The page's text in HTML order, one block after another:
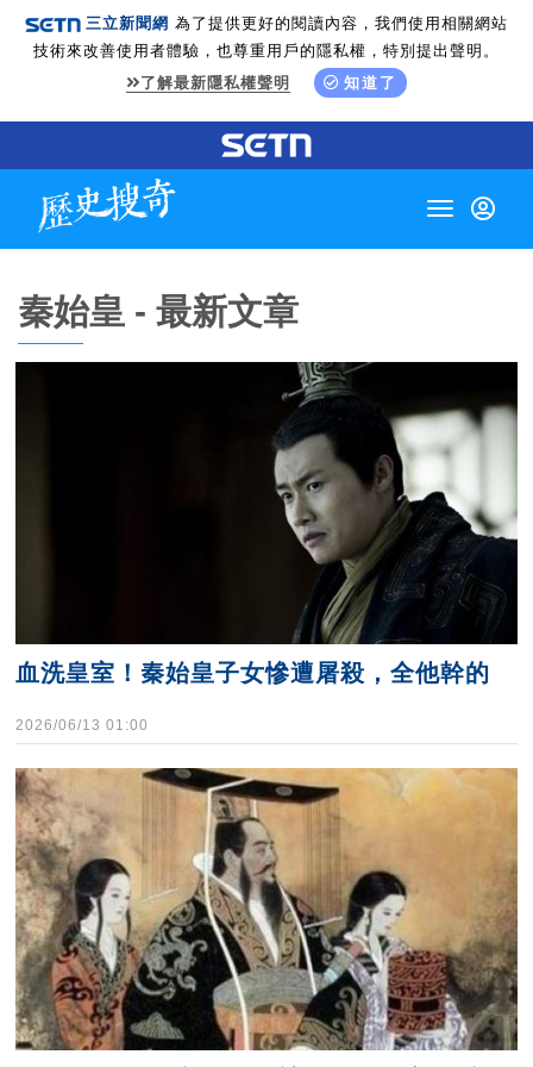
三立新聞網 為了提供更好的閱讀內容，我們使用相關網站
技術來改善使用者體驗，也尊重用戶的隱私權，特別提出聲明。
了解最新隱私權聲明
知道了
Toggle
秦始皇 - 最新文章
血洗皇室！秦始皇子女慘遭屠殺，全他幹的
2026/06/13 01:00